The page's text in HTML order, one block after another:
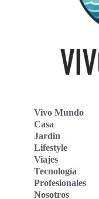
Vivo Mundo
Casa
Jardin
Lifestyle
Viajes
Tecnología
Profesionales
Nosotros